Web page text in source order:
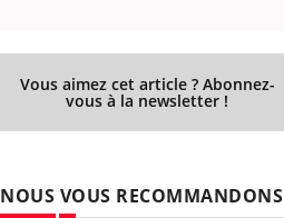
Vous aimez cet article ? Abonnez-
vous à la newsletter !
NOUS VOUS RECOMMANDONS